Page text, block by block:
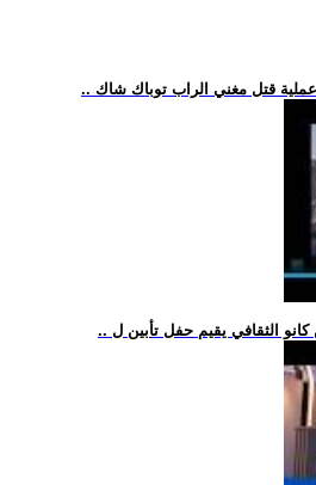
عملية قتل مغني الراب توباك شاك
الثقافي يقيم حفل تأبين ل